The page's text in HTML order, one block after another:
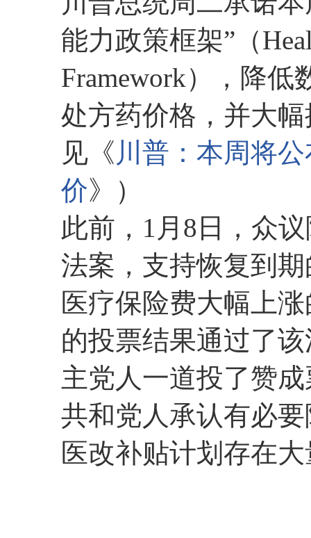
能力政策框架”（
Framework），降
处方药价格，并大
见《 川普：本周将
价》）
此前，1月8日，众
法案，支持恢复到
医疗保险费大幅上
的投票结果通过了
主党人一道投了赞
共和党人承认有必
医改补贴计划存在